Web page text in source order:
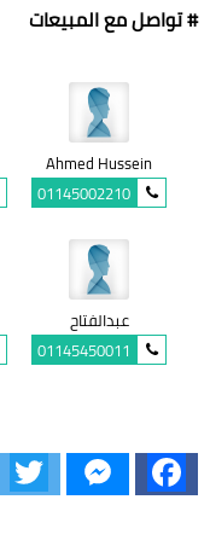
# تواصل مع المبيعات
Ahmed Hussein
01145002210
عبدالفتاح
01145450011
Facebook
Messenger